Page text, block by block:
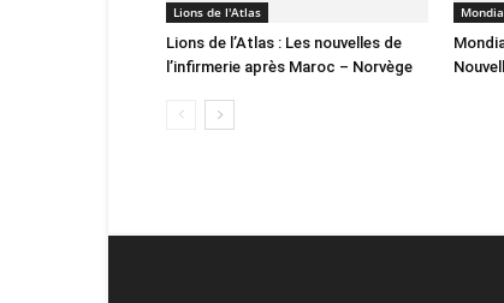
Lions de l'Atlas
Lions de l’Atlas : Les nouvelles de
l’infirmerie après Maroc – Norvège